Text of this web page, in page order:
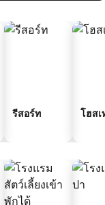
รีสอร์ท โฮสเ